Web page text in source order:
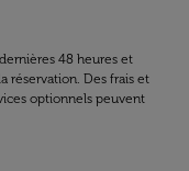
de cmp-
48 heures et
réservation. Des frais et
optionnels peuvent